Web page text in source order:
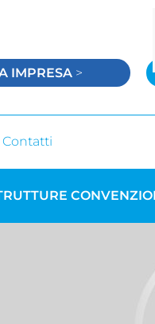
IMPRESA >
Contatti